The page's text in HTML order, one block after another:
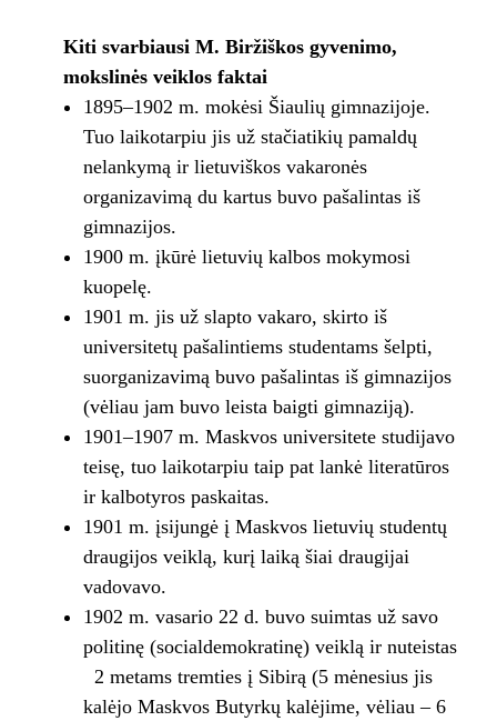
Kiti svarbiausi M. Biržiškos gyvenimo,
mokslinės veiklos faktai
1895–1902 m. mokėsi Šiaulių gimnazijoje.
Tuo laikotarpiu jis už stačiatikių pamaldų
nelankymą ir lietuviškos vakaronės
organizavimą du kartus buvo pašalintas iš
gimnazijos.
1900 m. įkūrė lietuvių kalbos mokymosi
kuopelę.
1901 m. jis už slapto vakaro, skirto iš
universitetų pašalintiems studentams šelpti,
suorganizavimą buvo pašalintas iš gimnazijos
(vėliau jam buvo leista baigti gimnaziją).
1901–1907 m. Maskvos universitete studijavo
teisę, tuo laikotarpiu taip pat lankė literatūros
ir kalbotyros paskaitas.
1901 m. įsijungė į Maskvos lietuvių studentų
draugijos veiklą, kurį laiką šiai draugijai
vadovavo.
1902 m. vasario 22 d. buvo suimtas už savo
politinę (socialdemokratinę) veiklą ir nuteistas
2 metams tremties į Sibirą (5 mėnesius jis
kalėjo Maskvos Butyrkų kalėjime, vėliau – 6